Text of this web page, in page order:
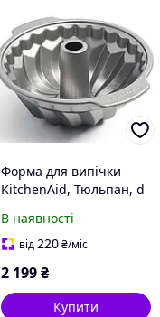
Форма для випічки
KitchenAid, Тюльпан, d
В наявності
від220₴/міс
2 199₴
Купити